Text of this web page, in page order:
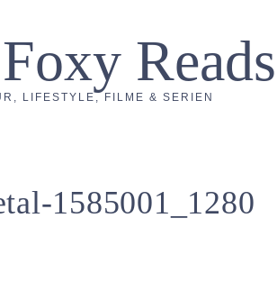
Reads
LIFESTYLE, FILME & SERIEN
1585001_1280